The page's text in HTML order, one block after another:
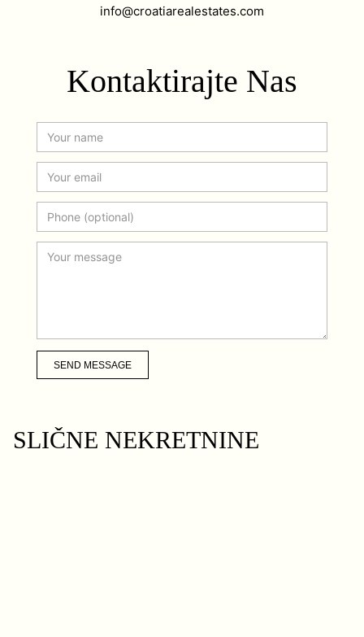
info@croatiarealestates.com
Kontaktirajte Nas
SEND MESSAGE
SLIČNE NEKRETNINE